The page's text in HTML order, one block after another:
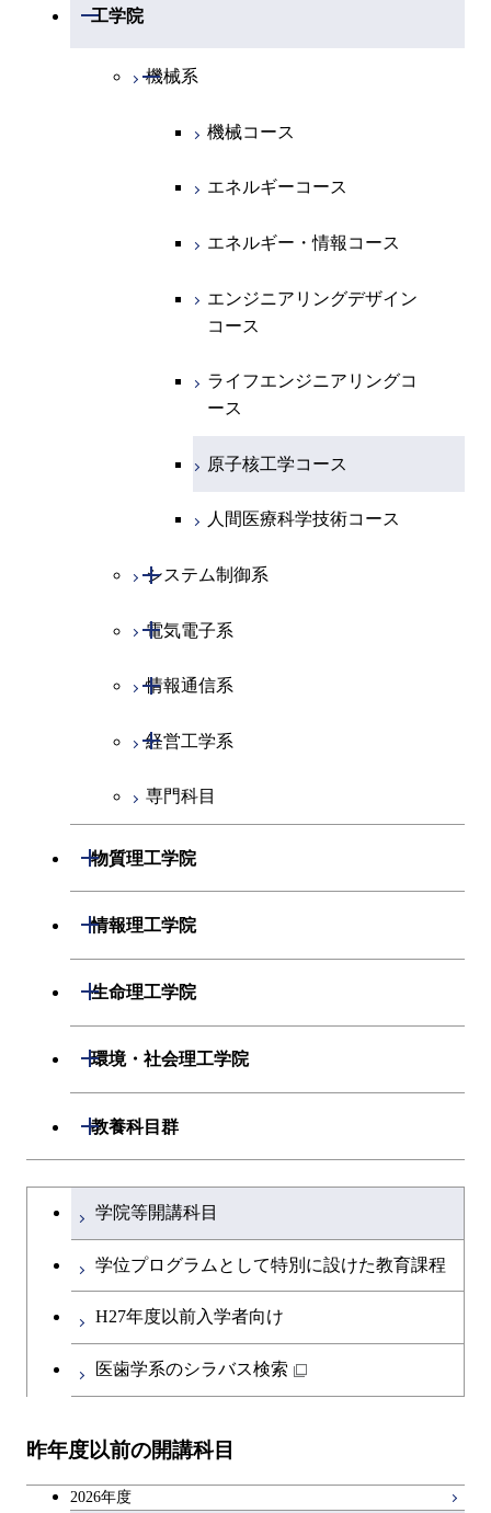
物理学系
物理学コース
物質・情報卓越コース
化学コース
エネルギーコース
エネルギー・情報コース
地球惑星科学系
地球惑星科学コース
工学院
開閉
機械系
開閉
機械コース
エネルギーコース
エネルギー・情報コース
エンジニアリングデザイン
コース
ライフエンジニアリングコ
ース
原子核工学コース
人間医療科学技術コース
システム制御系
開閉
システム制御コース
エンジニアリングデザイン
電気電子系
開閉
電気電子コース
エネルギーコース
エネルギー・情報コース
物質・情報卓越コース
情報通信系
開閉
情報通信コース
エンジニアリングデザイン
コース
人間医療科学技術コース
経営工学系
開閉
経営工学コース
専門科目
物質理工学院
開閉
材料系
開閉
エネルギーコース
原子核工学コース
人間医療科学技術コース
応用化学コース
ース
原子核工学コース
物質・情報卓越コース
専門科目
情報理工学院
開閉
数理・計算科学系
開閉
知能情報コース
情報工学コース
知能情報コース
エネルギー・情報コース
人間医療科学技術コース
物質・情報卓越コース
専門科目
生命理工学院
開閉
生命理工学系
開閉
ライフエンジニアリングコ
ース
地球生命コース
物質・情報卓越コース
環境・社会理工学院
開閉
建築学系
開閉
コース
都市・環境学コース
エンジニアリングデザイン
コース
都市・環境学コース
開閉
地球環境共創コース
エネルギーコース
エネルギー・情報コース
エンジニアリングデザイン
社会・人間科学系
社会・人間科学コース
イノベーション科学系
イノベーション科学コース
人間医療科学技術コース
技術経営専門職学位課程
開閉
技術経営専門職学位課程
専門科目
教養科目群
開閉
文系教養科目
英語科目
第二外国語科目
キャリア科目
大学院課程を切り替える
学院等開講科目
学位プログラムとして特別に設けた教育課程
H27年度以前入学者向け
医歯学系のシラバス検索
昨年度以前の開講科目
2026年度